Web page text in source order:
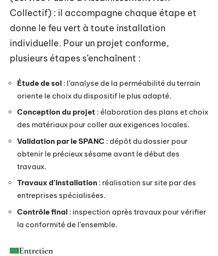
Collectif) : il accompagne chaque étape et
donne le feu vert à toute installation
individuelle. Pour un projet conforme,
plusieurs étapes s’enchaînent :
Étude de sol : l’analyse de la perméabilité du terrain
oriente le choix du dispositif le plus adapté.
Conception du projet : élaboration des plans et choix
des matériaux pour coller aux exigences locales.
Validation par le SPANC : dépôt du dossier pour
obtenir le précieux sésame avant le début des
travaux.
Travaux d’installation : réalisation sur site par des
entreprises spécialisées.
Contrôle final : inspection après travaux pour vérifier
la conformité de l’ensemble.
Entretien